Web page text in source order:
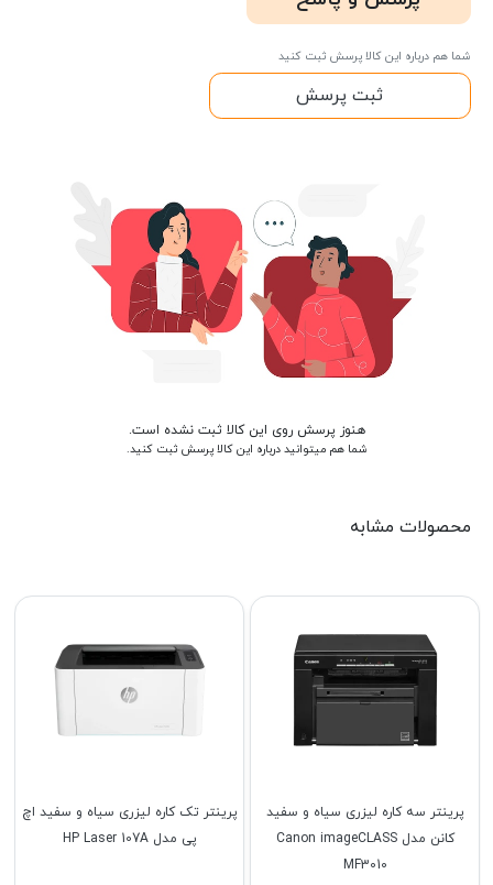
شما هم درباره این کالا پرسش ثبت کنید
ثبت پرسش
هنوز پرسش روی این کالا ثبت نشده است.
شما هم میتوانید درباره این کالا پرسش ثبت کنید.
محصولات مشابه
پرینتر تک کاره لیزری سیاه و سفید اچ
پی مدل HP Laser 107A
پرینتر سه کاره لیزری سیاه و سفید
کانن مدل Canon imageCLASS
MF3010